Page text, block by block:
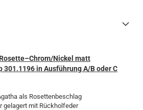
Nickel matt
301.1196 in Ausführung A/B oder C
als Rosettenbeschlag
gelagert mit Rückholfeder